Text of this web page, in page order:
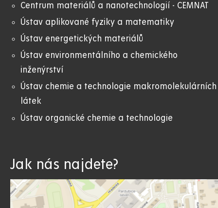
Centrum materiálů a nanotechnologií - CEMNAT
Ústav aplikované fyziky a matematiky
Ústav energetických materiálů
Ústav environmentálního a chemického
inženýrství
Ústav chemie a technologie makromolekulárních
látek
Ústav organické chemie a technologie
Jak nás najdete?